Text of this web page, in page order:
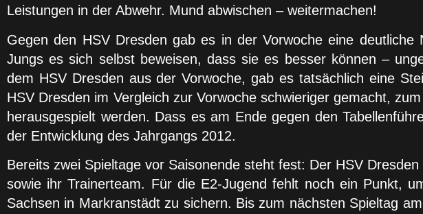
Leistungen in der Abwehr. Mund abwischen – weitermachen!
Gegen den HSV Dresden gab es in der Vorwoche eine
Jungs es sich selbst beweisen, dass sie es besser können –
dem HSV Dresden aus der Vorwoche, gab es tatsächlich eine
HSV Dresden im Vergleich zur Vorwoche schwieriger gemacht,
herausgespielt werden. Dass es am Ende gegen den
der Entwicklung des Jahrgangs 2012.
Bereits zwei Spieltage vor Saisonende steht fest: Der HSV
sowie ihr Trainerteam. Für die E2-Jugend fehlt noch ein Punkt,
Sachsen in Markranstädt zu sichern. Bis zum nächsten Spieltag